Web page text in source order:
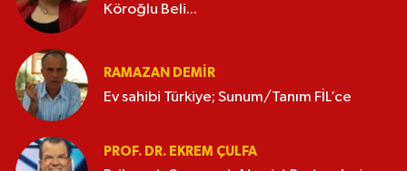
Köroğlu Beli...
RAMAZAN DEMİR
Ev sahibi Türkiye; Sunum/Tanım FİL’ce
PROF. DR. EKREM ÇULFA